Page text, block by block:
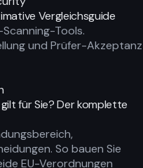
Vergleichsguide
Tools.
und Prüfer-Akzeptanz
gilt für Sie? Der komplette
So bauen Sie
EU-Verordnungen